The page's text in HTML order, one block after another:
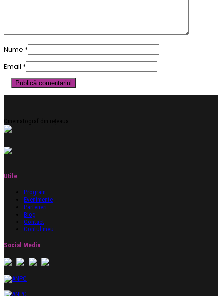
Nume *
Email *
Cinematograf din rețeaua
Utile
Program
Evenimente
Parteneri
Blog
Contact
Contul meu
Social Media